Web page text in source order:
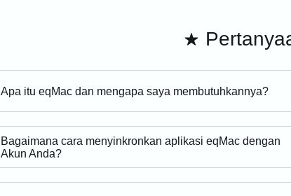
Apa itu eqMac dan mengapa saya membutuhkannya?
Bagaimana cara menyinkronkan aplikasi eqMac dengan
Akun Anda?